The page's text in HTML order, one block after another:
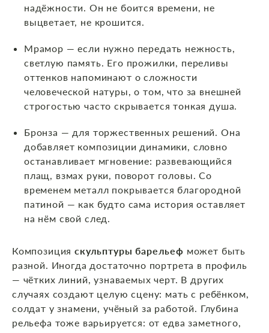
надёжности. Он не боится времени, не
выцветает, не крошится.
Мрамор — если нужно передать нежность,
светлую память. Его прожилки, переливы
оттенков напоминают о сложности
человеческой натуры, о том, что за внешней
строгостью часто скрывается тонкая душа.
Бронза — для торжественных решений. Она
добавляет композиции динамики, словно
останавливает мгновение: развевающийся
плащ, взмах руки, поворот головы. Со
временем металл покрывается благородной
патиной — как будто сама история оставляет
на нём свой след.
Композицияскульптуры барельеф может быть
разной. Иногда достаточно портрета в профиль
— чётких линий, узнаваемых черт. В других
случаях создают целую сцену: мать с ребёнком,
солдат у знамени, учёный за работой. Глубина
рельефа тоже варьируется: от едва заметного,